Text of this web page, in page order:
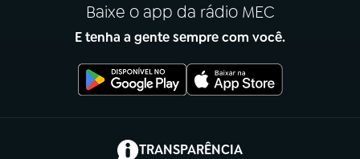
Baixe o app da rádio MEC
E tenha a gente sempre com você.
TRANSPARÊNCIA
(abre em nova aba)